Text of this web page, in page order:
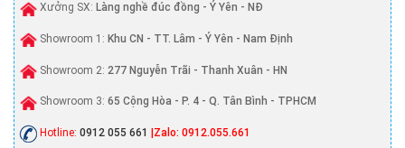
Xưởng SX: Làng nghề đúc đồng - Ý Yên - NĐ
Showroom 1: Khu CN - TT. Lâm - Ý Yên - Nam Định
Showroom 2: 277 Nguyễn Trãi - Thanh Xuân - HN
Showroom 3: 65 Cộng Hòa - P. 4 - Q. Tân Bình - TPHCM
Hotline: 0912 055 661 |Zalo: 0912.055.661